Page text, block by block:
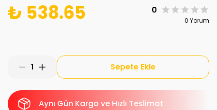
₺ 538.65 0
0 Yorum
1 Sepete Ekle
Aynı Gün Kargo ve Hızlı Teslimat